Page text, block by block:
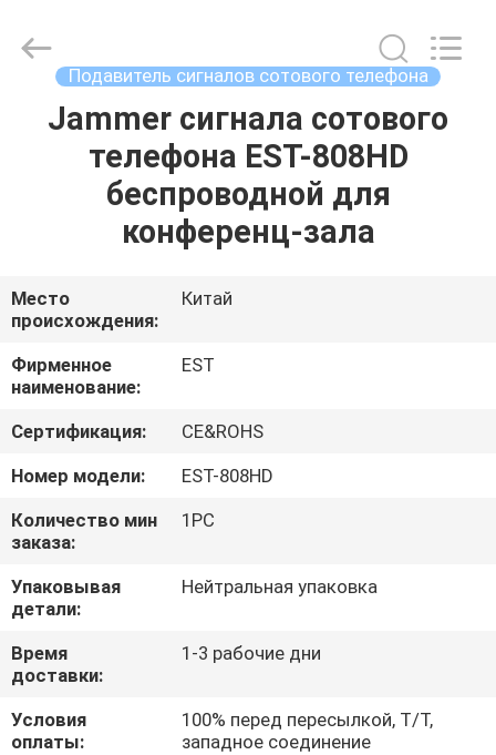
ДОМ
ПРОДУКТЫ
О
НАС
ТУР
ПО
ФАБРИКЕ
ПРОВЕРКА
КАЧЕСТВА
СВЯЖИТЕСЬ
МЫ
ELECTRONICS(HK)
CO.,LTD.
Подавитель сигналов сотового телефона
Jammer сигнала сотового
телефона EST-808HD
беспроводной для
конференц-зала
Место
происхождения:
Китай
Фирменное
наименование:
EST
Сертификация:
CE&ROHS
Номер модели:
EST-808HD
Количество мин
заказа:
1PC
Упаковывая
детали:
Нейтральная упаковка
Время
доставки:
1-3 рабочие дни
Условия
оплаты:
100% перед пересылкой, T/T,
западное соединение